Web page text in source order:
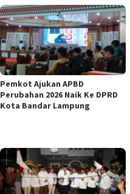
Pemkot Ajukan APBD
Perubahan 2026 Naik Ke DPRD
Kota Bandar Lampung